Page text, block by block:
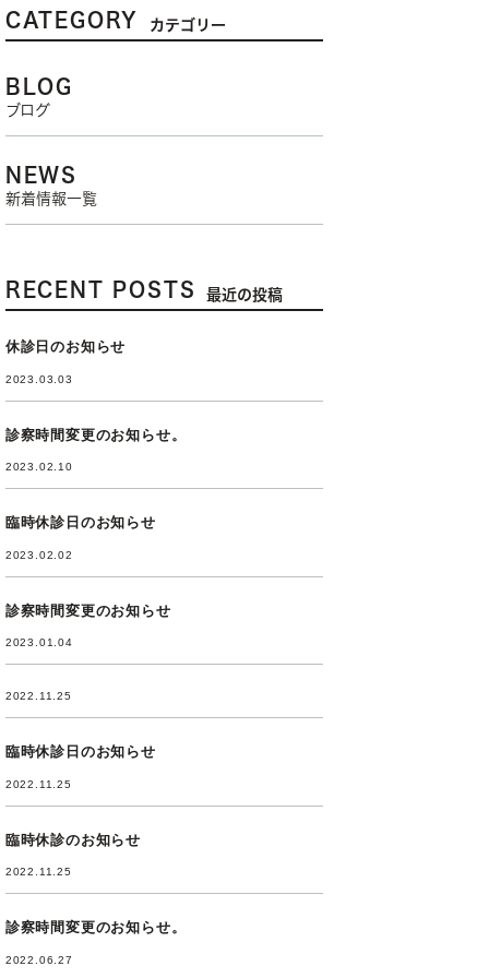
CATEGORY カテゴリー
BLOG
ブログ
NEWS
新着情報一覧
RECENT POSTS 最近の投稿
休診日のお知らせ
2023.03.03
診察時間変更のお知らせ。
2023.02.10
臨時休診日のお知らせ
2023.02.02
診察時間変更のお知らせ
2023.01.04
2022.11.25
臨時休診日のお知らせ
2022.11.25
臨時休診のお知らせ
2022.11.25
診察時間変更のお知らせ。
2022.06.27